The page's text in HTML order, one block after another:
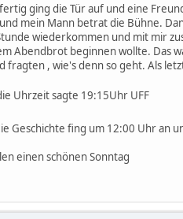
ging die Tür auf und eine
mein Mann betrat die Bühne.
wiederkommen und mit mir
Abendbrot beginnen wollte. Das
fragten , wie's denn so geht. Als
Uhrzeit sagte 19:15Uhr UFF
Geschichte fing um 12:00 Uhr an
einen schönen Sonntag